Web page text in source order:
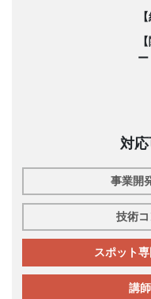
ー
対
事業開
技術
スポット
講